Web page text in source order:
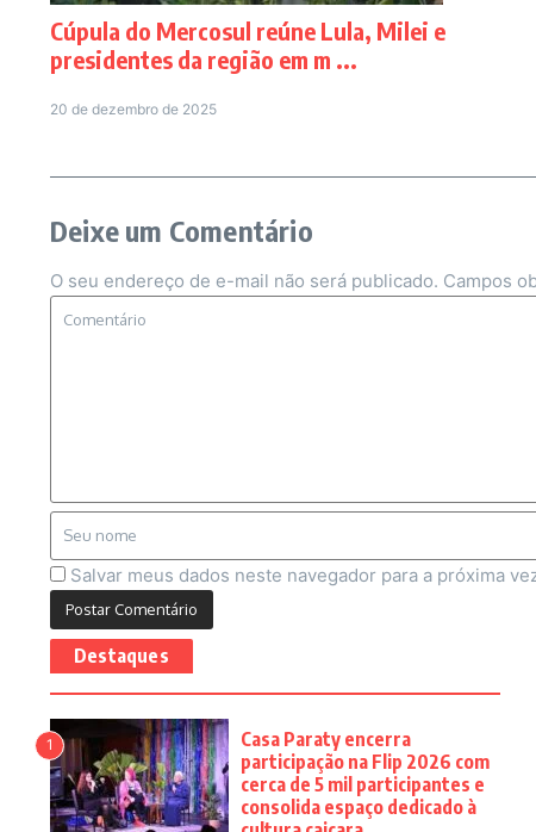
Cúpula do Mercosul reúne Lula, Milei e
presidentes da região em m ...
20 de dezembro de 2025
Deixe um Comentário
O seu endereço de e-mail não será publicado. Campos
Salvar meus dados neste navegador para a próxima
Destaques
1
Casa Paraty encerra
participação na Flip 2026 com
cerca de 5 mil participantes e
consolida espaço dedicado à